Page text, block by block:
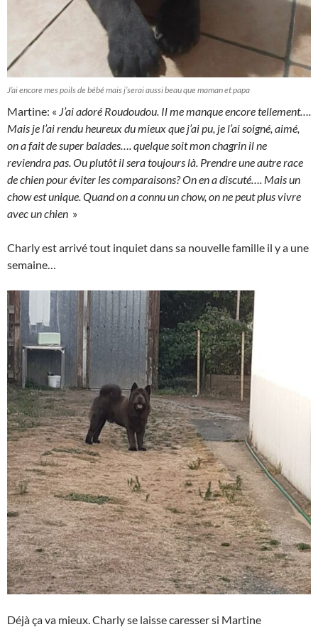
J’ai encore mes poils de bébé mais j’serai aussi beau que maman et papa
Martine: « J’ai adoré Roudoudou. Il me manque encore tellement….
Mais je l’ai rendu heureux du mieux que j’ai pu, je l’ai soigné, aimé,
on a fait de super balades…. quelque soit mon chagrin il ne
reviendra pas. Ou plutôt il sera toujours là. Prendre une autre race
de chien pour éviter les comparaisons? On en a discuté…. Mais un
chow est unique. Quand on a connu un chow, on ne peut plus vivre
avec un chien »
Charly est arrivé tout inquiet dans sa nouvelle famille il y a une
semaine…
Déjà ça va mieux. Charly se laisse caresser si Martine